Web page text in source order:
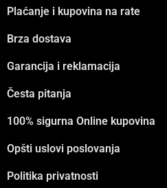
Plaćanje i kupovina na rate
Brza dostava
Garancija i reklamacija
Česta pitanja
100% sigurna Online kupovina
Opšti uslovi poslovanja
Politika privatnosti